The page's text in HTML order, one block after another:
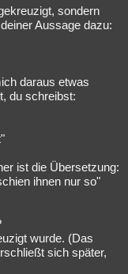
sondern
Aussage dazu:
daraus etwas
du schreibst:
ist die Übersetzung:
ihnen nur so"
wurde. (Das
sich später,